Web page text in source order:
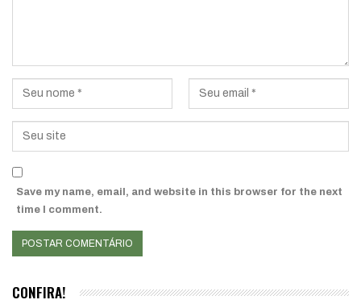
Save my name, email, and website in this browser for the next
time I comment.
CONFIRA!